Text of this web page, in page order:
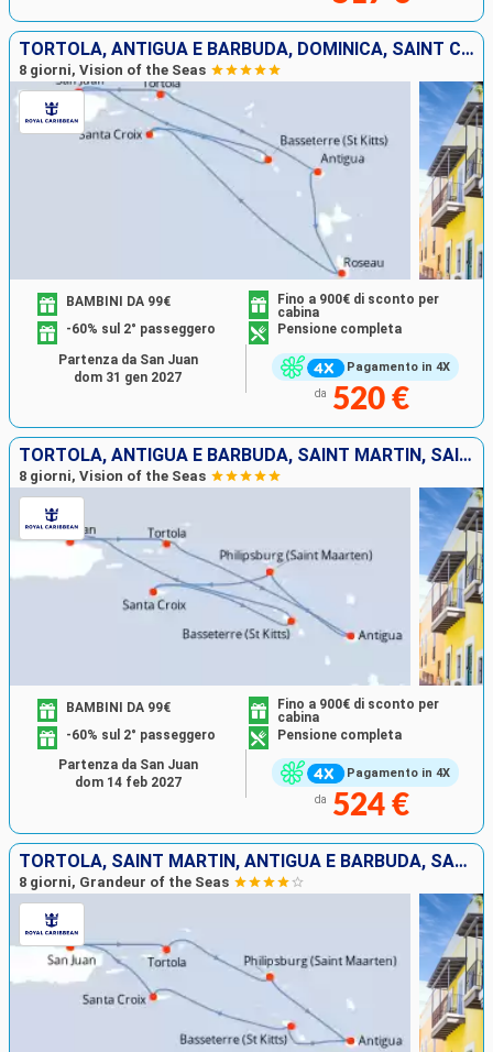
TORTOLA, ANTIGUA E BARBUDA, DOMINICA, SAINT CROIX, SAN CRISTOFORO E NEVIS, PORTORICO
8 giorni, Vision of the Seas
Pagamento in 4X
BAMBINI DA 99€
Fino a 900€ di sconto per
cabina
-60% sul 2° passeggero
Pensione completa
da 520 €
Partenza da San Juan
dom 31 gen 2027
TORTOLA, ANTIGUA E BARBUDA, SAINT MARTIN, SAINT CROIX, SAN CRISTOFORO E NEVIS, PORTORICO
8 giorni, Vision of the Seas
Pagamento in 4X
BAMBINI DA 99€
Fino a 900€ di sconto per
cabina
-60% sul 2° passeggero
Pensione completa
da 524 €
Partenza da San Juan
dom 14 feb 2027
TORTOLA, SAINT MARTIN, ANTIGUA E BARBUDA, SAN CRISTOFORO E NEVIS, SAINT CROIX, PORTORICO
8 giorni, Grandeur of the Seas